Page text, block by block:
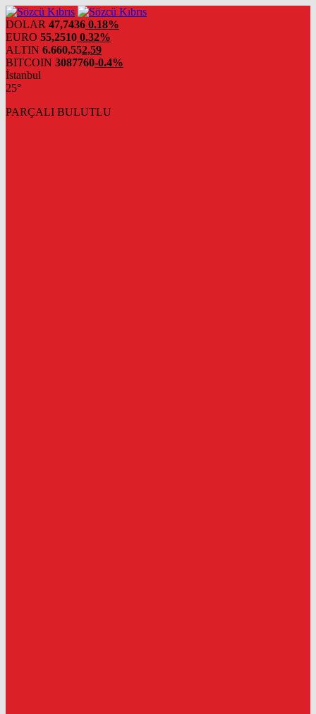
DOLAR 47,7436 0.18%
EURO 55,2510 0.32%
ALTIN 6.660,552,59
BITCOIN 3087760-0.4%
İstanbul
25°
PARÇALI BULUTLU